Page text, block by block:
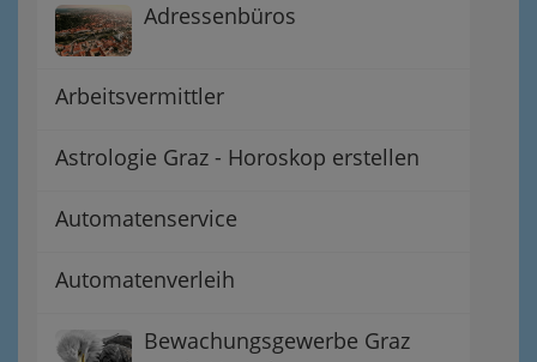
Adressenbüros
Arbeitsvermittler
Astrologie Graz - Horoskop erstellen
Automatenservice
Automatenverleih
Bewachungsgewerbe Graz